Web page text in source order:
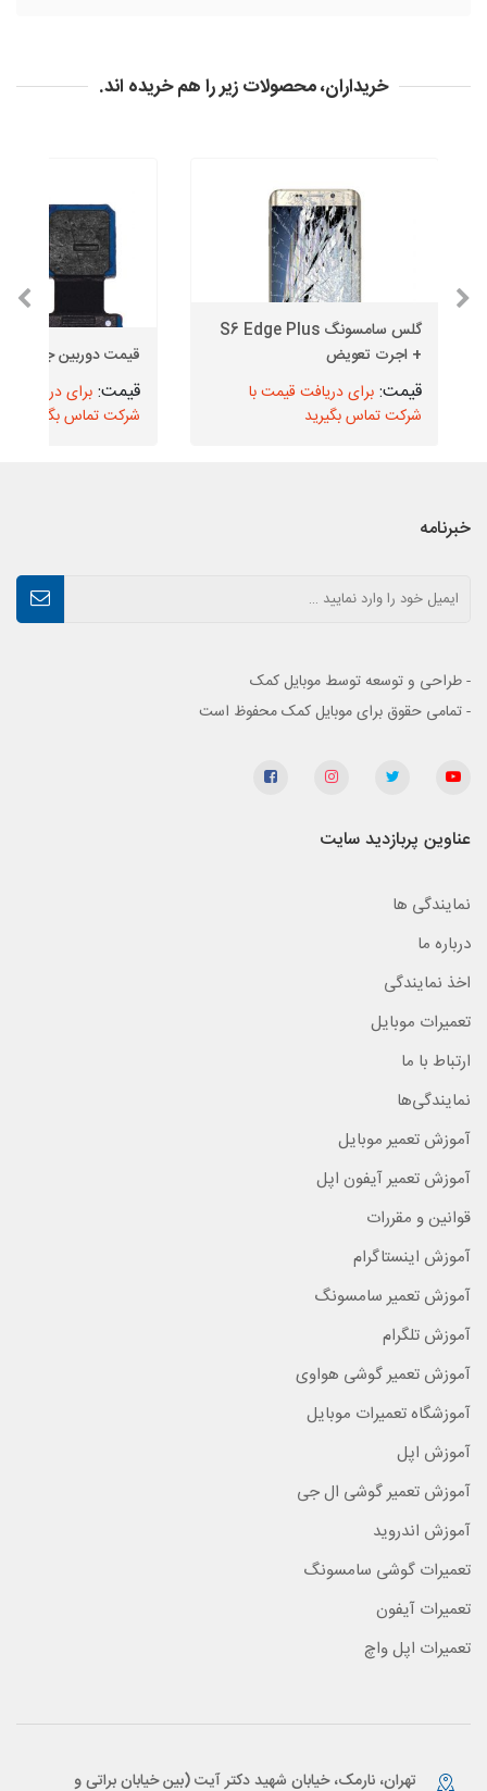
خریداران، محصولات زیر را هم خریده اند.
گلس سامسونگ S6 Edge Plus
+ اجرت تعویض
برای دریافت قیمت با
شرکت تماس بگیرید
قیمت دوربین جلو J5 2016
برای دریافت
شرکت تماس بگیرید
خبرنامه
- طراحی و توسعه توسط موبایل کمک
- تمامی حقوق برای موبایل کمک محفوظ است
عناوین پربازدید سایت
نمایندگی ها
درباره ما
اخذ نمایندگی
تعمیرات موبایل
ارتباط با ما
نمایندگی‌ها
آموزش تعمیر موبایل
آموزش تعمیر آیفون اپل
قوانین و مقررات
آموزش اینستاگرام
آموزش تعمیر سامسونگ
آموزش تلگرام
آموزش تعمیر گوشی هواوی
آموزشگاه تعمیرات موبایل
آموزش اپل
آموزش تعمیر گوشی ال جی
آموزش اندروید
تعمیرات گوشی سامسونگ
تعمیرات آیفون
تعمیرات اپل واچ
تهران، نارمک، خیابان شهید دکتر آیت (بین خیابان براتی و